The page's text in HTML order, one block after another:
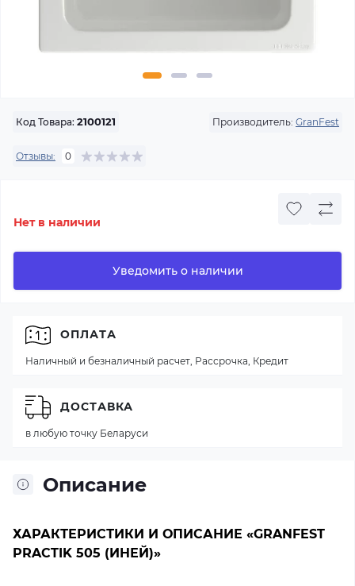
Код Товара: 2100121 Производитель: GranFest
Отзывы: 0
Нет в наличии
Уведомить о наличии
Описание
ХАРАКТЕРИСТИКИ И ОПИСАНИЕ «GRANFEST
PRACTIK 505 (ИНЕЙ)»
ОПЛАТА
Наличный и безналичный расчет, Рассрочка, Кредит
ДОСТАВКА
в любую точку Беларуси